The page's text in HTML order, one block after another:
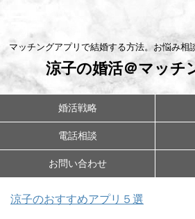
マッチングアプリで結婚する方法。お悩み相
涼子の婚活＠マッチ
婚活戦略
電話相談
お問い合わせ
涼子のおすすめアプリ５選